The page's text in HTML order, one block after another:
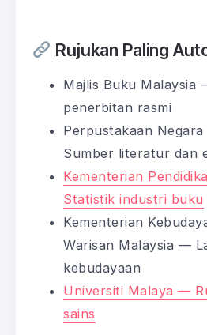
Rujukan Paling
Majlis Buku Malaysia
penerbitan rasmi
Perpustakaan
Sumber literatur dan
Kementerian
Statistik industri buku
Kementerian
Warisan Malaysia —
kebudayaan
Universiti Malaya —
sains